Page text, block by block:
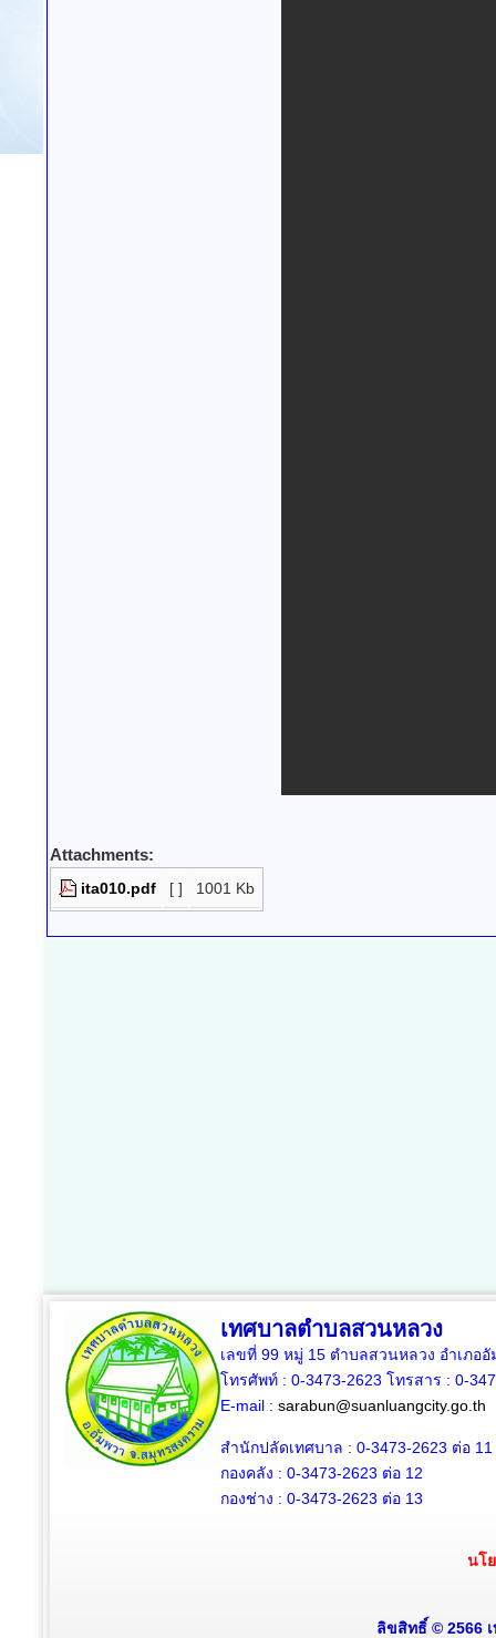
Attachments:
ita010.pdf [ ] 1001 Kb
เทศบาลตำบลสวนหลวง
เลขที่ 99 หมู่ 15 ตำบลสวนหลวง อำเภอ
โทรศัพท์ : 0-3473-2623 โทรสาร : 0-
E-mail : sarabun@suanluangcity.go.th
สำนักปลัดเทศบาล : 0-3473-2623 ต่อ 11
กองคลัง : 0-3473-2623 ต่อ 12
กองช่าง : 0-3473-2623 ต่อ 13
นโ
ลิขสิทธิ์ © 2566